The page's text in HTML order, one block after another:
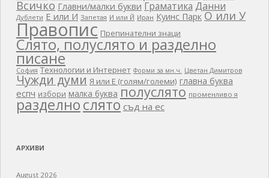
Всичко Главни/малки букви Граматика Данни
Дублети Е или И Запетая И или Й Иран Куинс Парк О или У
Правопис Препинателни знаци
Слято, полуслято и разделно
писане
София Технологии и Интернет Форми за мн.ч. Цветан Димитров
Чужди думи Я или Е (голям/големи) главна буква
еспч избори малка буква полуслято променливо я
разделнослято съд на ес
АРХИВИ
August 2026